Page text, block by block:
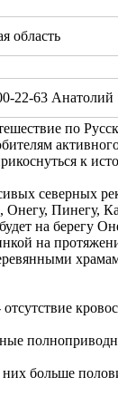
область
22-63 Анатолий
по
к
северных
Онегу, Пинегу,
на берегу
на
больше